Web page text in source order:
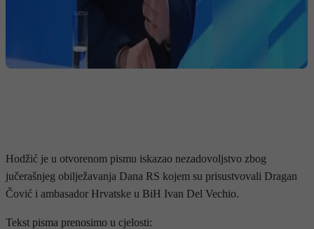
Hodžić je u otvorenom pismu iskazao nezadovoljstvo zbog
jučerašnjeg obilježavanja Dana RS kojem su prisustvovali Dragan
Čović i ambasador Hrvatske u BiH Ivan Del Vechio.
Tekst pisma prenosimo u cjelosti: